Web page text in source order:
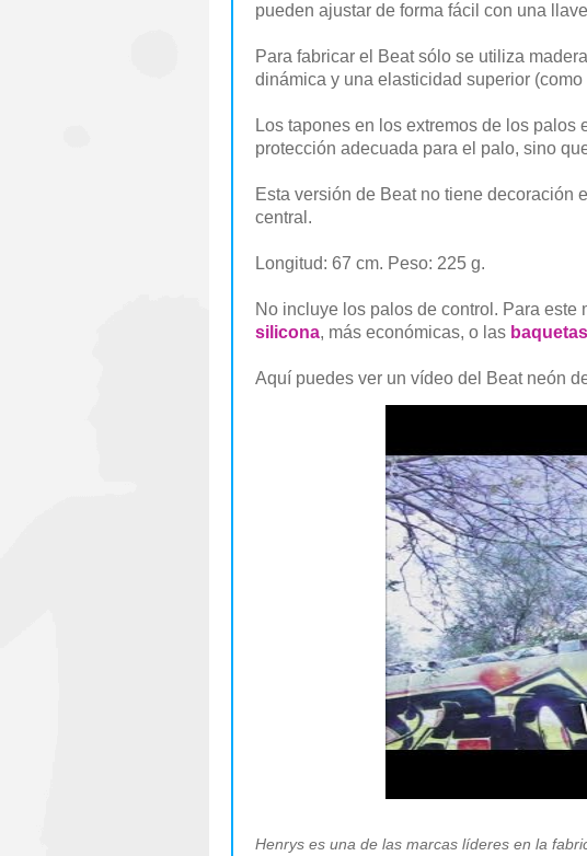
pueden ajustar de forma fácil con una
Para fabricar el Beat sólo se utiliza
dinámica y una elasticidad superior
Los tapones en los extremos de los
protección adecuada para el palo, sino
Esta versión de Beat no tiene decoración
central.
Longitud: 67 cm. Peso: 225 g.
No incluye los palos de control. Para este
silicona, más económicas, o las
Aquí puedes ver un vídeo del Beat neón
Henrys es una de las marcas líderes en la